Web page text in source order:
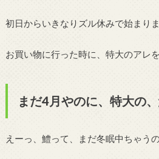
初日からいきなりズル休みで始まりま
お買い物に行った時に、特大のアレを
まだ4月やのに、特大の、
えーっ、鱧って、まだ冬眠中ちゃうの